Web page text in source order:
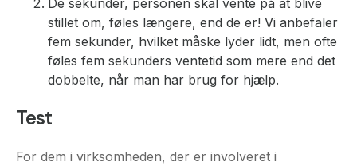
De sekunder, personen skal vente på at blive
stillet om, føles længere, end de er! Vi anbefaler
fem sekunder, hvilket måske lyder lidt, men ofte
føles fem sekunders ventetid som mere end det
dobbelte, når man har brug for hjælp.
Test
For dem i virksomheden, der er involveret i